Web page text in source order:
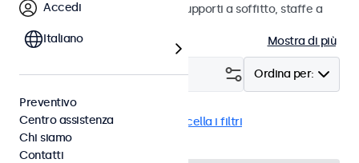
collegati a supporti universali, supporti a soffitto, staffe a
Mostra di più
Ordina per:
Filtro (12)
VESA 100 x 100 eMark Cancella i filtri
Accedi
Italiano
Preventivo
Centro assistenza
Chi siamo
Contatti